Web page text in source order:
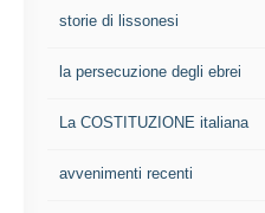
storie di lissonesi
la persecuzione degli ebrei
La COSTITUZIONE italiana
avvenimenti recenti